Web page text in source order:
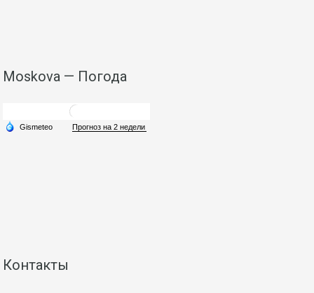
Moskova — Погода
Контакты